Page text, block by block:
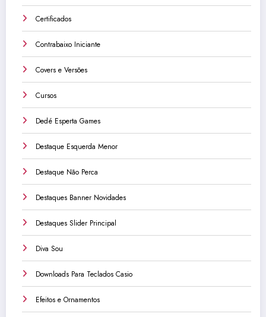
Certificados
Contrabaixo Iniciante
Covers e Versões
Cursos
Dedé Esperta Games
Destaque Esquerda Menor
Destaque Não Perca
Destaques Banner Novidades
Destaques Slider Principal
Diva Sou
Downloads Para Teclados Casio
Efeitos e Ornamentos